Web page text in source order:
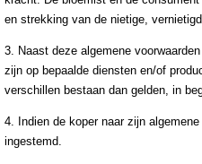
en strekking van de nietige,
3. Naast deze algemene
zijn op bepaalde diensten en/of
verschillen bestaan dan gelden, in
4. Indien de koper naar zijn
ingestemd.